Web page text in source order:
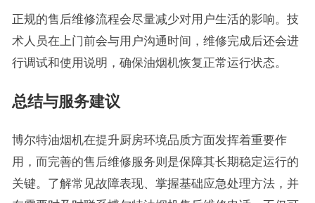
正规的售后维修流程会尽量减少对用户生活的影响。技
术人员在上门前会与用户沟通时间，维修完成后还会进
行调试和使用说明，确保油烟机恢复正常运行状态。
总结与服务建议
博尔特油烟机在提升厨房环境品质方面发挥着重要作
用，而完善的售后维修服务则是保障其长期稳定运行的
关键。了解常见故障表现、掌握基础应急处理方法，并